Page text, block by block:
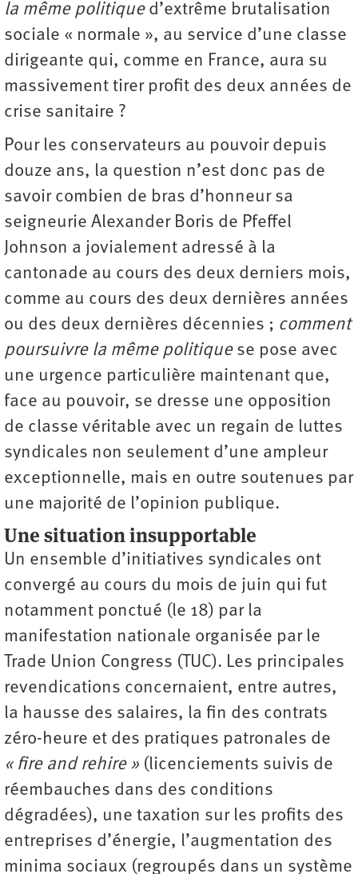
la même politiqued’extrême brutalisation
sociale « normale », au service d’une classe
dirigeante qui, comme en France, aura su
massivement tirer profit des deux années de
crise sanitaire ?
Pour les conservateurs au pouvoir depuis
douze ans, la question n’est donc pas de
savoir combien de bras d’honneur sa
seigneurie Alexander Boris de Pfeffel
Johnson a jovialement adressé à la
cantonade au cours des deux derniers mois,
comme au cours des deux dernières années
ou des deux dernières décennies ; comment
poursuivre la même politiquese pose avec
une urgence particulière maintenant que,
face au pouvoir, se dresse une opposition
de classe véritable avec un regain de luttes
syndicales non seulement d’une ampleur
exceptionnelle, mais en outre soutenues par
une majorité de l’opinion publique.
Une situation insupportable
Un ensemble d’initiatives syndicales ont
convergé au cours du mois de juin qui fut
notamment ponctué (le 18) par la
manifestation nationale organisée par le
Trade Union Congress (TUC). Les principales
revendications concernaient, entre autres,
la hausse des salaires, la fin des contrats
zéro-heure et des pratiques patronales de
« fire and rehire » (licenciements suivis de
réembauches dans des conditions
dégradées), une taxation sur les profits des
entreprises d’énergie, l’augmentation des
minima sociaux (regroupés dans un système